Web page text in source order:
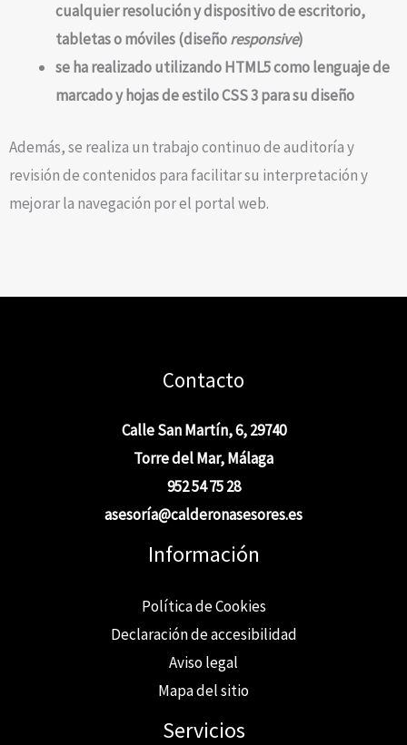
cualquier resolución y dispositivo de escritorio,
tabletas o móviles (diseñoresponsive)
se ha realizado utilizando HTML5 como lenguaje de
marcado y hojas de estilo CSS 3 para su diseño
Además, se realiza un trabajo continuo de auditoría y
revisión de contenidos para facilitar su interpretación y
mejorar la navegación por el portal web.
Contacto
Calle San Martín, 6, 29740
Torre del Mar, Málaga
952 54 75 28
asesoría@calderonasesores.es
Información
Política de Cookies
Declaración de accesibilidad
Aviso legal
Mapa del sitio
Servicios